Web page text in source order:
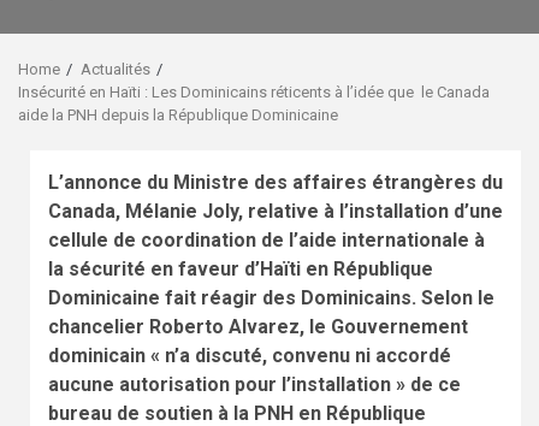
Home
Actualités
Insécurité en Haïti : Les Dominicains réticents à l’idée que le Canada
aide la PNH depuis la République Dominicaine
L’annonce du Ministre des affaires étrangères du
Canada, Mélanie Joly, relative à l’installation d’une
cellule de coordination de l’aide internationale à
la sécurité en faveur d’Haïti en République
Dominicaine fait réagir des Dominicains. Selon le
chancelier Roberto Alvarez, le Gouvernement
dominicain « n’a discuté, convenu ni accordé
aucune autorisation pour l’installation » de ce
bureau de soutien à la PNH en République